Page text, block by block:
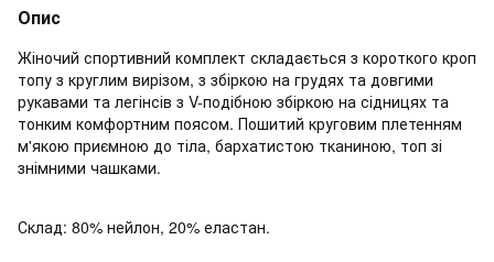
Опис
Жіночий спортивний комплект складається з короткого кроп
топу з круглим вирізом, з збіркою на грудях та довгими
рукавами та легінсів з V-подібною збіркою на сідницях та
тонким комфортним поясом. Пошитий круговим плетенням
м'якою приємною до тіла, бархатистою тканиною, топ зі
знімними чашками.
Склад: 80% нейлон, 20% еластан.